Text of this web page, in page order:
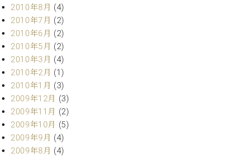
せ
尾山調律師のブ
ログ Die
Musikgasse（音
楽の小道）
2010年8月 (4)
2010年7月 (2)
2010年6月 (2)
2010年5月 (2)
2010年3月 (4)
2010年2月 (1)
2010年1月 (3)
2009年12月 (3)
2009年11月 (2)
2009年10月 (5)
2009年9月 (4)
2009年8月 (4)